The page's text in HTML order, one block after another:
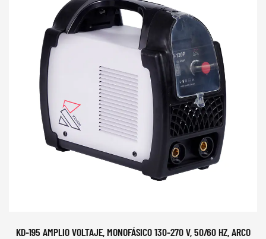
KD-195 AMPLIO VOLTAJE, MONOFÁSICO 130-270 V, 50/60 HZ, ARCO